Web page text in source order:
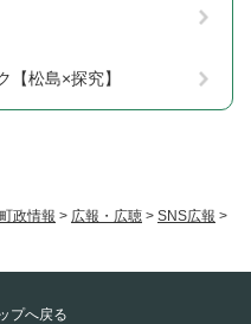
町政情報 > 広報・広聴 > SNS広報 >
【松島×探究】
プへ戻る